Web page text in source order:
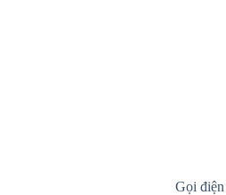
Gọi điện